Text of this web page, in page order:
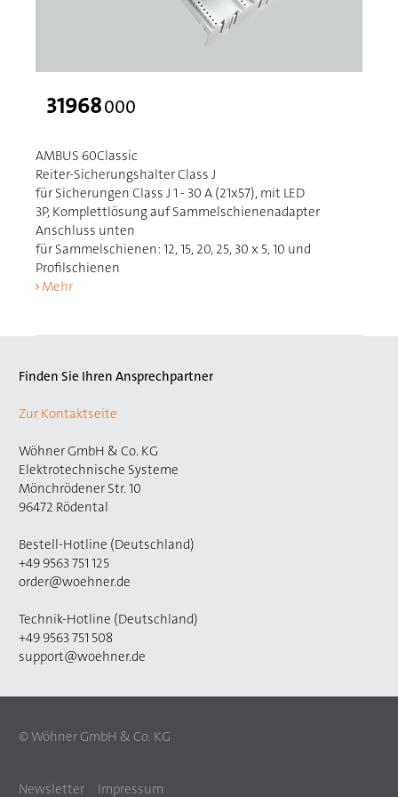
31968000
AMBUS 60Classic
Reiter-Sicherungshalter Class J
für Sicherungen Class J 1 - 30 A (21x57), mit LED
3P, Komplettlösung auf Sammelschienenadapter
Anschluss unten
für Sammelschienen: 12, 15, 20, 25, 30 x 5, 10 und
Profilschienen
Mehr
Finden Sie Ihren Ansprechpartner
Zur Kontaktseite
Wöhner GmbH & Co. KG
Elektrotechnische Systeme
Mönchrödener Str. 10
96472 Rödental
Bestell-Hotline (Deutschland)
+49 9563 751 125
order@woehner.de
Technik-Hotline (Deutschland)
+49 9563 751 508
support@woehner.de
© Wöhner GmbH & Co. KG
Newsletter Impressum